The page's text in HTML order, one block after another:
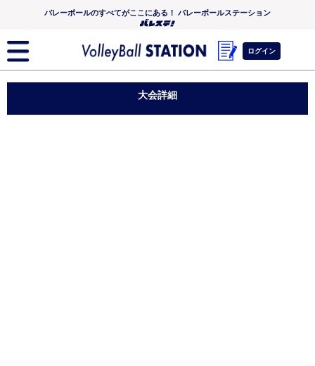
バレーボールのすべてがここにある！ バレーボールステーション
ログイン
大会詳細